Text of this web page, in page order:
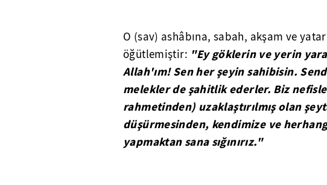
O (sav) ashâbına, sabah, akşam ve
öğütlemiştir: "Ey göklerin ve yerin
Allah'ım! Sen her şeyin sahibisin.
melekler de şahitlik ederler. Biz
rahmetinden) uzaklaştırılmış olan
düşürmesinden, kendimize ve
yapmaktan sana sığınırız."